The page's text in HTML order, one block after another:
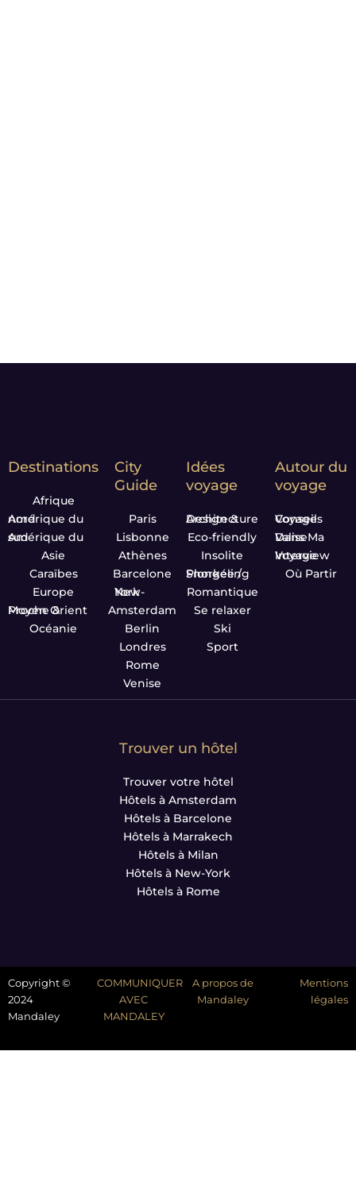
Destinations
Afrique
Amérique du nord
Amérique du sud
Asie
Caraïbes
Europe
Proche & Moyen Orient
Océanie
City
Guide
Paris
Lisbonne
Athènes
Barcelone
New-York
Amsterdam
Berlin
Londres
Rome
Venise
Idées
voyage
Design & Architecture
Eco-friendly
Insolite
Plongée / Snorkeling
Romantique
Se relaxer
Ski
Sport
Autour du
voyage
Conseils Voyage
Dans Ma Valise
Interview Voyage
Où Partir
Trouver un hôtel
Trouver votre hôtel
Hôtels à Amsterdam
Hôtels à Barcelone
Hôtels à Marrakech
Hôtels à Milan
Hôtels à New-York
Hôtels à Rome
Copyright ©
2024
Mandaley
COMMUNIQUER
AVEC
MANDALEY
A propos de
Mandaley
Mentions
légales